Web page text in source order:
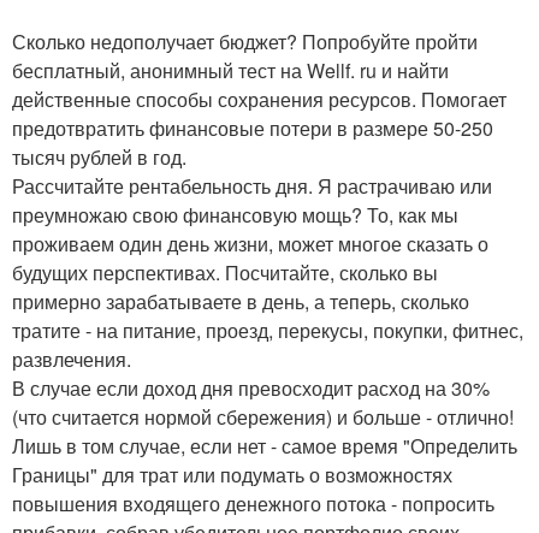
Сколько недополучает бюджет? Попробуйте пройти
бесплатный, анонимный тест на Wellf. ru и найти
действенные способы сохранения ресурсов. Помогает
предотвратить финансовые потери в размере 50-250
тысяч рублей в год.
Рассчитайте рентабельность дня. Я растрачиваю или
преумножаю свою финансовую мощь? То, как мы
проживаем один день жизни, может многое сказать о
будущих перспективах. Посчитайте, сколько вы
примерно зарабатываете в день, а теперь, сколько
тратите - на питание, проезд, перекусы, покупки, фитнес,
развлечения.
В случае если доход дня превосходит расход на 30%
(что считается нормой сбережения) и больше - отлично!
Лишь в том случае, если нет - самое время "Определить
Границы" для трат или подумать о возможностях
повышения входящего денежного потока - попросить